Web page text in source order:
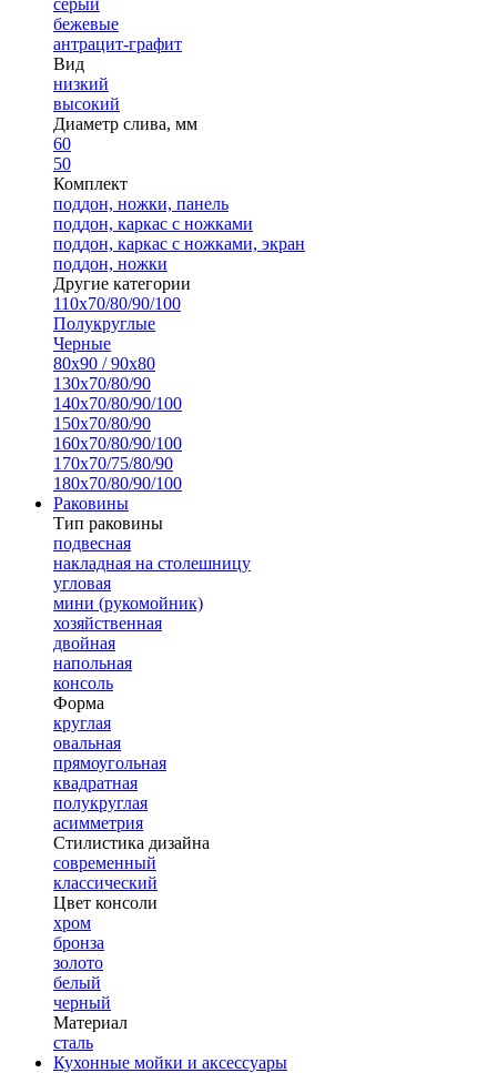
серый
бежевые
антрацит-графит
Вид
низкий
высокий
Диаметр слива, мм
60
50
Комплект
поддон, ножки, панель
поддон, каркас с ножками
поддон, каркас с ножками, экран
поддон, ножки
Другие категории
110х70/80/90/100
Полукруглые
Черные
80х90 / 90х80
130х70/80/90
140х70/80/90/100
150х70/80/90
160х70/80/90/100
170х70/75/80/90
180х70/80/90/100
Раковины
Тип раковины
подвесная
накладная на столешницу
угловая
мини (рукомойник)
хозяйственная
двойная
напольная
консоль
Форма
круглая
овальная
прямоугольная
квадратная
полукруглая
асимметрия
Стилистика дизайна
современный
классический
Цвет консоли
хром
бронза
золото
белый
черный
Материал
сталь
Кухонные мойки и аксессуары